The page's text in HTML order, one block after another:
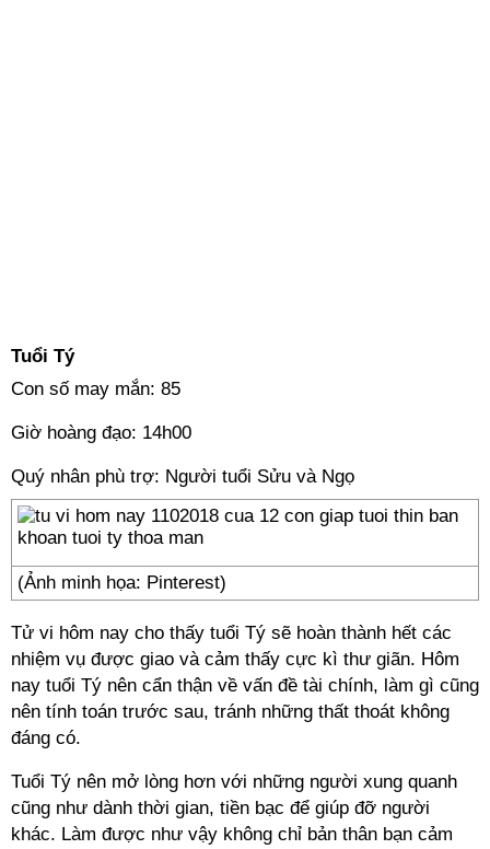
Tuổi Tý
Con số may mắn: 85
Giờ hoàng đạo: 14h00
Quý nhân phù trợ: Người tuổi Sửu và Ngọ
(Ảnh minh họa: Pinterest)
Tử vi hôm nay cho thấy tuổi Tý sẽ hoàn thành hết các
nhiệm vụ được giao và cảm thấy cực kì thư giãn. Hôm
nay tuổi Tý nên cẩn thận về vấn đề tài chính, làm gì cũng
nên tính toán trước sau, tránh những thất thoát không
đáng có.
Tuổi Tý nên mở lòng hơn với những người xung quanh
cũng như dành thời gian, tiền bạc để giúp đỡ người
khác. Làm được như vậy không chỉ bản thân bạn cảm